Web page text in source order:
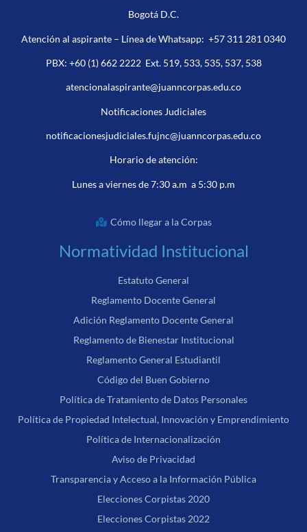
Bogotá D.C.
Atención al aspirante – Línea de Whatsapp: +57 311 281 0340
PBX: +60 (1) 662 2222Ext. 519, 533, 535, 537, 538
atencionalaspirante@juanncorpas.edu.co
Notificaciones Judiciales
notificacionesjudiciales.fujnc@juanncorpas.edu.co
Horario de atención:
Lunes a viernes de 7:30 a.m a 5:30 p.m
Cómo llegar a la Corpas
Normatividad Institucional
Estatuto General
Reglamento Docente General
Adición Reglamento Docente General
Reglamento de Bienestar Institucional
Reglamento General Estudiantil
Código del Buen Gobierno
Política de Tratamiento de Datos Personales
Política de Propiedad Intelectual, Innovación y Emprendimiento
Política de Internacionalización
Aviso de Privacidad
Transparencia y Acceso a la Información Pública
Elecciones Corpistas 2020
Elecciones Corpistas 2022